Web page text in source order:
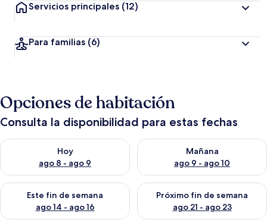
Servicios principales (12)
Para familias (6)
Opciones de habitación
Consulta la disponibilidad para estas fechas
Hoy
ago 8 - ago 9
Consulta la disponibilidad para hoy ago 8 - ago 9
Mañana
ago 9 - ago 10
Consulta la disponibilidad
Este fin de semana
ago 14 - ago 16
Consulta la disponibilidad para este fin de semana ago 14 -
Próximo fin de semana
ago 21 - ago 23
Consulta la disponibilidad